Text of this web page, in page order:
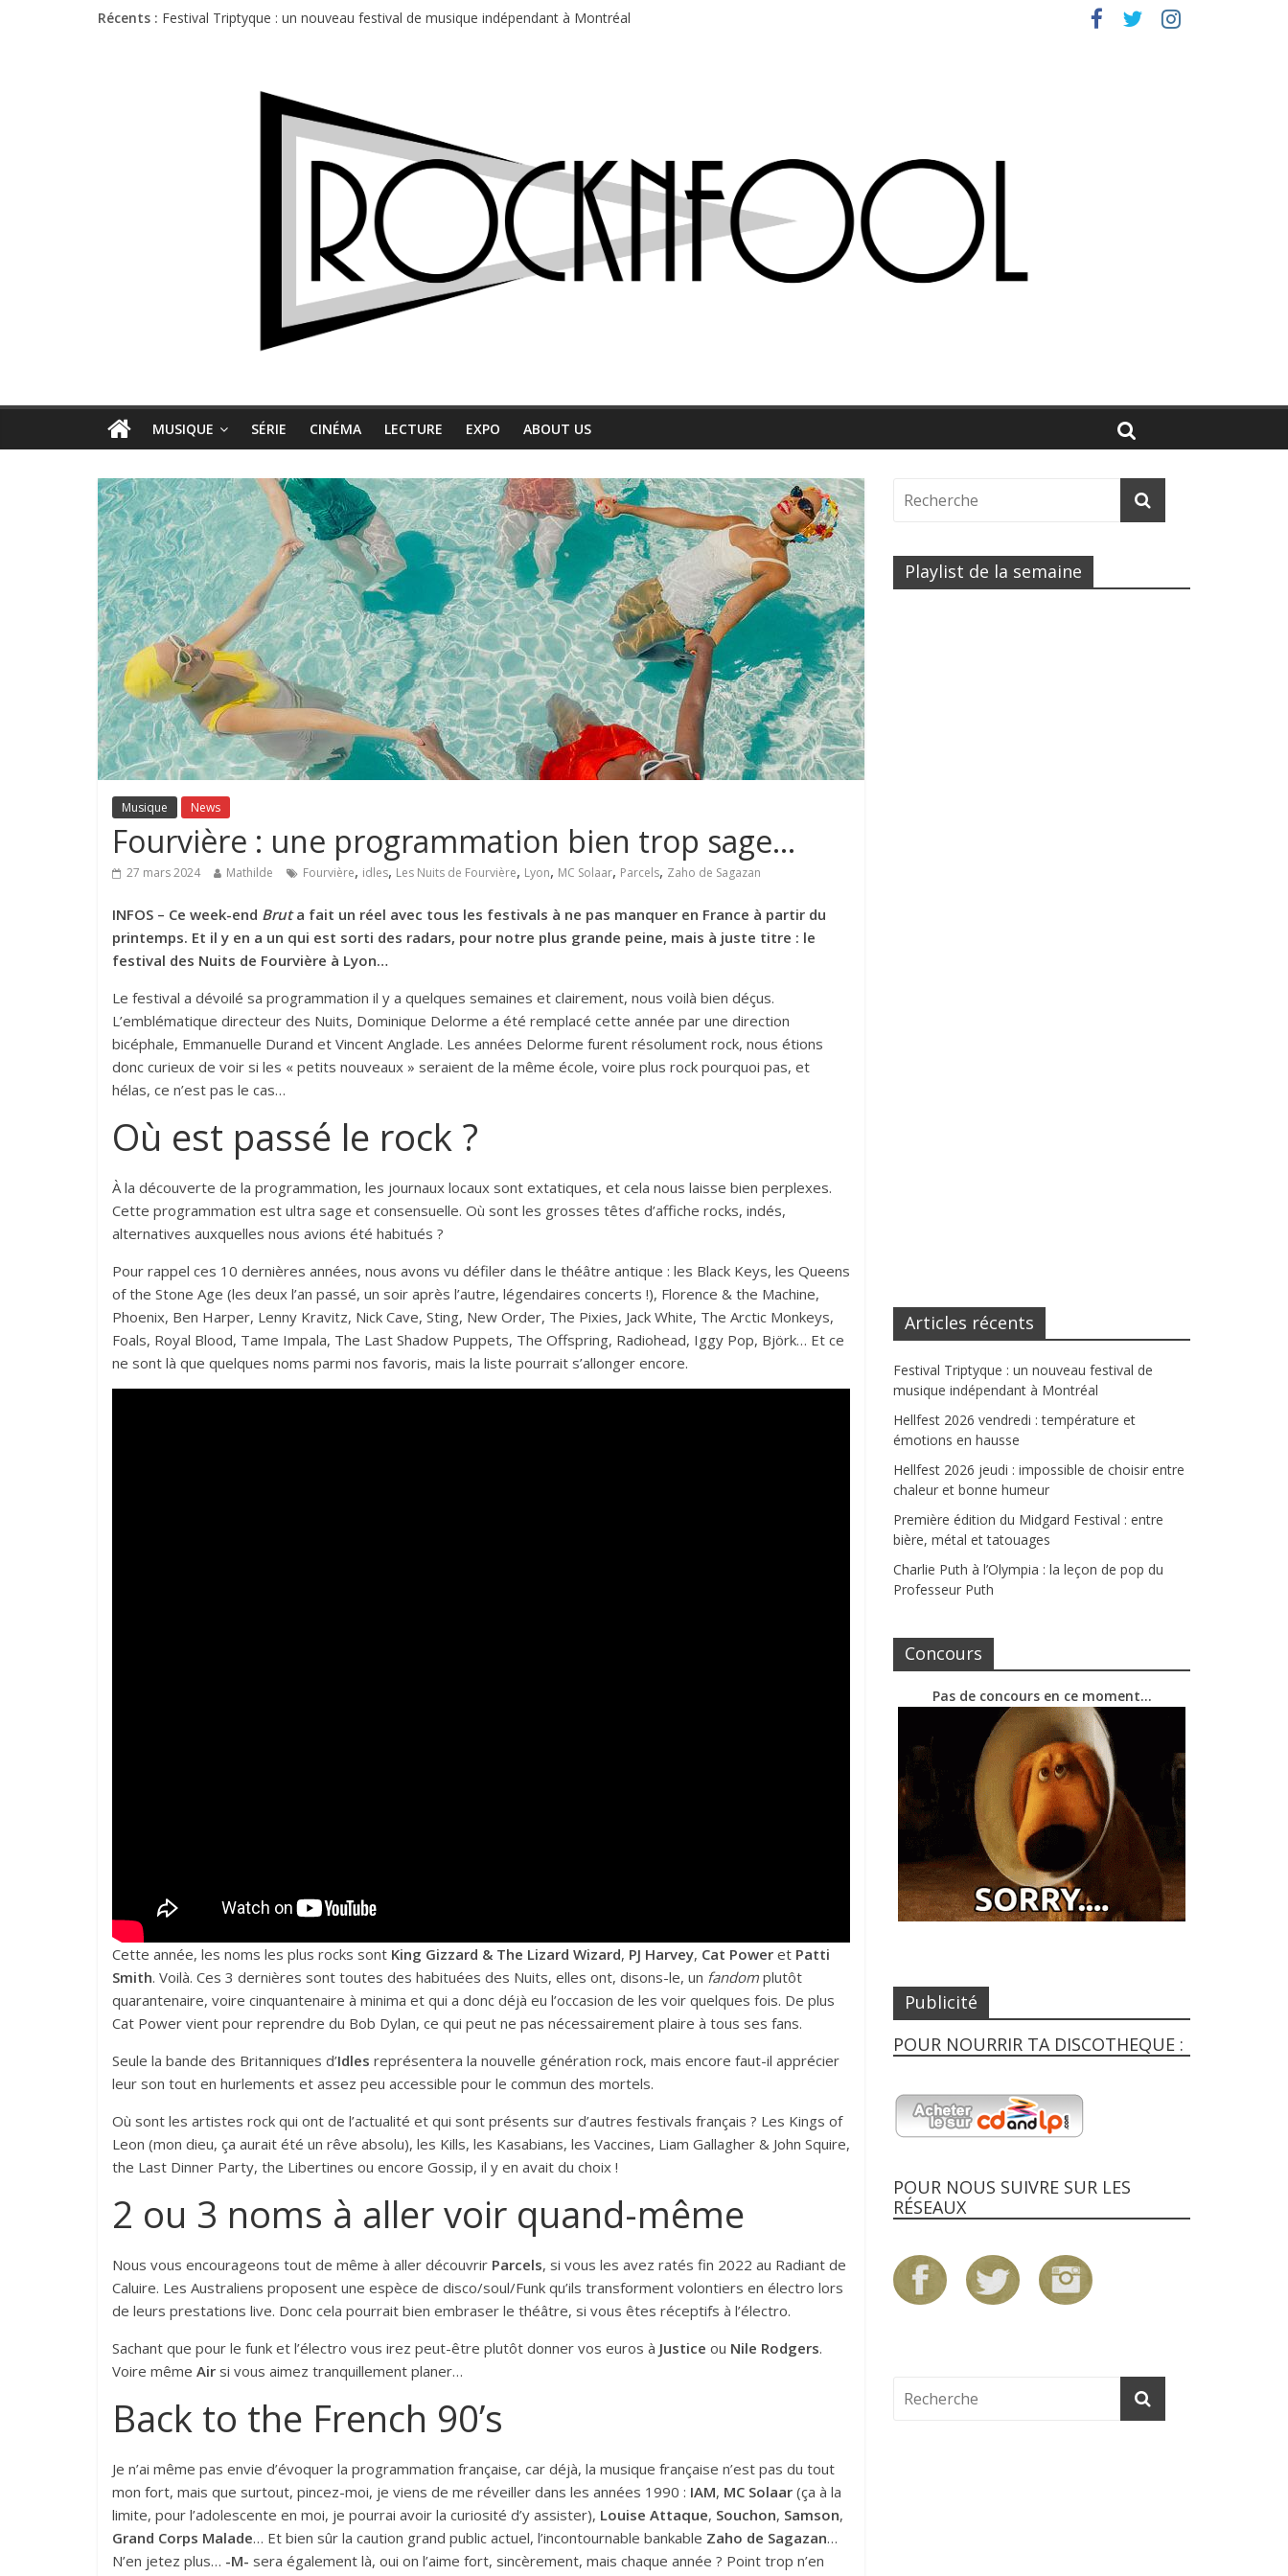
Récents : Festival Triptyque : un nouveau festival de musique indépendant à Montréal
Charlie Puth à l’Olympia : la leçon de pop du Professeur Puth
MUSIQUE SÉRIE CINÉMA LECTURE EXPO ABOUT US
Musique News
Fourvière : une programmation bien trop sage…
27 mars 2024 Mathilde Fourvière, idles, Les Nuits de Fourvière, Lyon, MC Solaar, Parcels, Zaho de Sagazan
INFOS – Ce week-end Bruta fait un réel avec tous les festivals à ne pas manquer en France à partir du
printemps. Et il y en a un qui est sorti des radars, pour notre plus grande peine, mais à juste titre : le
festival des Nuits de Fourvière à Lyon…
Le festival a dévoilé sa programmation il y a quelques semaines et clairement, nous voilà bien déçus.
L’emblématique directeur des Nuits, Dominique Delorme a été remplacé cette année par une direction
bicéphale, Emmanuelle Durand et Vincent Anglade. Les années Delorme furent résolument rock, nous étions
donc curieux de voir si les « petits nouveaux » seraient de la même école, voire plus rock pourquoi pas, et
hélas, ce n’est pas le cas…
Où est passé le rock ?
À la découverte de la programmation, les journaux locaux sont extatiques, et cela nous laisse bien perplexes.
Cette programmation est ultra sage et consensuelle. Où sont les grosses têtes d’affiche rocks, indés,
alternatives auxquelles nous avions été habitués ?
Pour rappel ces 10 dernières années, nous avons vu défiler dans le théâtre antique : les Black Keys, les Queens
of the Stone Age (les deux l’an passé, un soir après l’autre, légendaires concerts !), Florence & the Machine,
Phoenix, Ben Harper, Lenny Kravitz, Nick Cave, Sting, New Order, The Pixies, Jack White, The Arctic Monkeys,
Foals, Royal Blood, Tame Impala, The Last Shadow Puppets, The Offspring, Radiohead, Iggy Pop, Björk… Et ce
ne sont là que quelques noms parmi nos favoris, mais la liste pourrait s’allonger encore.
Cette année, les noms les plus rocks sont King Gizzard & The Lizard Wizard, PJ Harvey, Cat Power et Patti
Smith. Voilà. Ces 3 dernières sont toutes des habituées des Nuits, elles ont, disons-le, un fandom plutôt
quarantenaire, voire cinquantenaire à minima et qui a donc déjà eu l’occasion de les voir quelques fois. De plus
Cat Power vient pour reprendre du Bob Dylan, ce qui peut ne pas nécessairement plaire à tous ses fans.
Seule la bande des Britanniques d’Idles représentera la nouvelle génération rock, mais encore faut-il apprécier
leur son tout en hurlements et assez peu accessible pour le commun des mortels.
Où sont les artistes rock qui ont de l’actualité et qui sont présents sur d’autres festivals français ? Les Kings of
Leon (mon dieu, ça aurait été un rêve absolu), les Kills, les Kasabians, les Vaccines, Liam Gallagher & John Squire,
the Last Dinner Party, the Libertines ou encore Gossip, il y en avait du choix !
2 ou 3 noms à aller voir quand-même
Nous vous encourageons tout de même à aller découvrir Parcels, si vous les avez ratés fin 2022 au Radiant de
Caluire. Les Australiens proposent une espèce de disco/soul/Funk qu’ils transforment volontiers en électro lors
de leurs prestations live. Donc cela pourrait bien embraser le théâtre, si vous êtes réceptifs à l’électro.
Sachant que pour le funk et l’électro vous irez peut-être plutôt donner vos euros à Justice ou Nile Rodgers.
Voire même Air si vous aimez tranquillement planer…
Back to the French 90’s
Je n’ai même pas envie d’évoquer la programmation française, car déjà, la musique française n’est pas du tout
mon fort, mais que surtout, pincez-moi, je viens de me réveiller dans les années 1990 : IAM, MC Solaar (ça à la
limite, pour l’adolescente en moi, je pourrai avoir la curiosité d’y assister), Louise Attaque, Souchon, Samson,
Grand Corps Malade… Et bien sûr la caution grand public actuel, l’incontournable bankable Zaho de Sagazan…
N’en jetez plus… -M- sera également là, oui on l’aime fort, sincèrement, mais chaque année ? Point trop n’en
Playlist de la semaine
Articles récents
Festival Triptyque : un nouveau festival de
musique indépendant à Montréal
Hellfest 2026 vendredi : température et
émotions en hausse
Hellfest 2026 jeudi : impossible de choisir entre
chaleur et bonne humeur
Première édition du Midgard Festival : entre
bière, métal et tatouages
Charlie Puth à l’Olympia : la leçon de pop du
Professeur Puth
Concours
Pas de concours en ce moment…
Publicité
POUR NOURRIR TA DISCOTHEQUE :
POUR NOUS SUIVRE SUR LES
RÉSEAUX